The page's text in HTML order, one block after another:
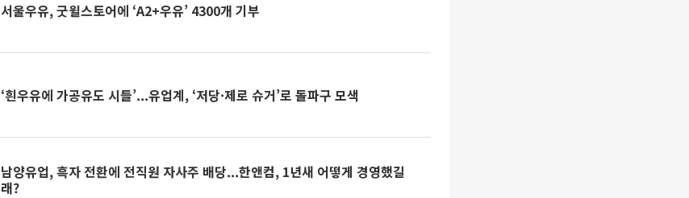
서울우유, 굿윌스토어에 ‘A2+우유’ 4300개 기부
‘흰우유에 가공유도 시들’...유업계, ‘저당·제로 슈거’로 돌파구 모색
남양유업, 흑자 전환에 전직원 자사주 배당...한앤컴, 1년새 어떻게 경영했길
래?